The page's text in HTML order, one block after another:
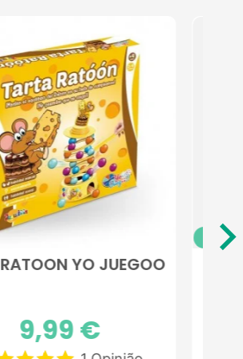
LANCHE BAILOON YO
Preço
9,99 €
3A